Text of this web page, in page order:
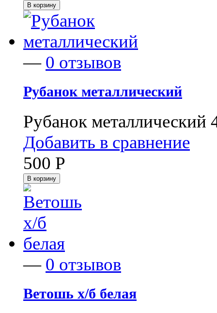
В корзину
— 0 отзывов
Рубанок металлический
Рубанок
Добавить в сравнение
500 Р
В корзину
— 0 отзывов
Ветошь х/б белая